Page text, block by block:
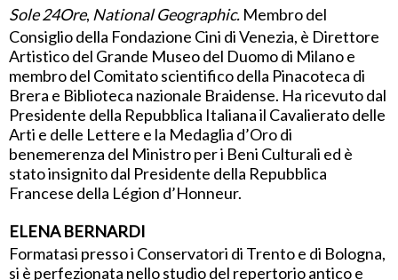
Sole 24Ore, National Geographic. Membro del
Consiglio della Fondazione Cini di Venezia, è Direttore
Artistico del Grande Museo del Duomo di Milano e
membro del Comitato scientifico della Pinacoteca di
Brera e Biblioteca nazionale Braidense. Ha ricevuto dal
Presidente della Repubblica Italiana il Cavalierato delle
Arti e delle Lettere e la Medaglia d’Oro di
benemerenza del Ministro per i Beni Culturali ed è
stato insignito dal Presidente della Repubblica
Francese della Légion d’Honneur.
ELENA BERNARDI
Formatasi presso i Conservatori di Trento e di Bologna,
si è perfezionata nello studio del repertorio antico e